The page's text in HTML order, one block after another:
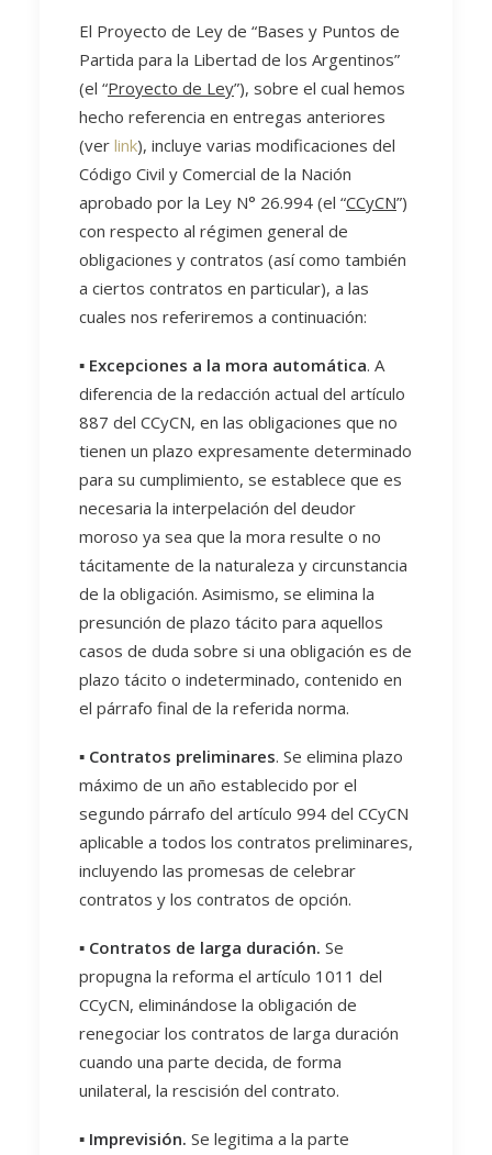
El Proyecto de Ley de “Bases y Puntos de
Partida para la Libertad de los Argentinos”
(el “Proyecto de Ley”), sobre el cual hemos
hecho referencia en entregas anteriores
(ver link), incluye varias modificaciones del
Código Civil y Comercial de la Nación
aprobado por la Ley N° 26.994 (el “CCyCN”)
con respecto al régimen general de
obligaciones y contratos (así como también
a ciertos contratos en particular), a las
cuales nos referiremos a continuación:
▪️ Excepciones a la mora automática. A
diferencia de la redacción actual del artículo
887 del CCyCN, en las obligaciones que no
tienen un plazo expresamente determinado
para su cumplimiento, se establece que es
necesaria la interpelación del deudor
moroso ya sea que la mora resulte o no
tácitamente de la naturaleza y circunstancia
de la obligación. Asimismo, se elimina la
presunción de plazo tácito para aquellos
casos de duda sobre si una obligación es de
plazo tácito o indeterminado, contenido en
el párrafo final de la referida norma.
▪️ Contratos preliminares. Se elimina plazo
máximo de un año establecido por el
segundo párrafo del artículo 994 del CCyCN
aplicable a todos los contratos preliminares,
incluyendo las promesas de celebrar
contratos y los contratos de opción.
▪️ Contratos de larga duración. Se
propugna la reforma el artículo 1011 del
CCyCN, eliminándose la obligación de
renegociar los contratos de larga duración
cuando una parte decida, de forma
unilateral, la rescisión del contrato.
▪️ Imprevisión. Se legitima a la parte